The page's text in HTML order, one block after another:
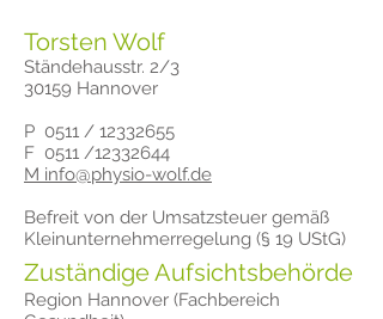
Torsten Wolf
Ständehausstr. 2/3
30159 Hannover
P 0511 / 12332655
F 0511 /12332644
M info@physio-wolf.de
Befreit von der Umsatzsteuer gemäß
Kleinunternehmerregelung (§ 19 UStG)
Zuständige Aufsichtsbehörde
Region Hannover (Fachbereich